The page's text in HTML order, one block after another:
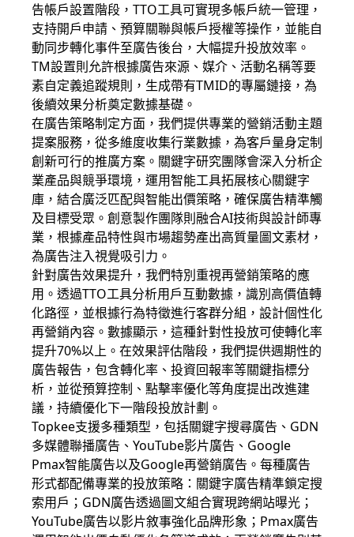
告帳戶設置階段，TTO工具可實現多帳戶統一管理，
支持開戶申請、預算關聯與帳戶授權等操作，並能自
動同步轉化事件至廣告後台，大幅提升投放效率。
TM設置則允許根據廣告來源、媒介、活動名稱等要
素自定義追蹤規則，生成帶有TMID的專屬鏈接，為
後續效果分析奠定數據基礎。
在廣告策略制定方面，我們提供專業的營銷活動主題
提案服務，從多維度收集行業數據，為客戶量身定制
創新可行的推廣方案。關鍵字研究團隊會深入分析企
業產品與競爭環境，運用智能工具拓展核心關鍵字
庫，結合廣泛匹配與智能出價策略，確保廣告精準觸
及目標受眾。創意製作團隊則融合AI技術與設計師專
業，根據產品特性與市場趨勢產出高質量圖文素材，
為廣告注入視覺吸引力。
針對廣告效果提升，我們特別重視再營銷策略的應
用。透過TTO工具分析用戶互動數據，識別高價值轉
化路徑，並根據行為特徵進行客群分組，設計個性化
再營銷內容。數據顯示，這種針對性投放可使轉化率
提升70%以上。在效果評估階段，我們提供週期性的
廣告報告，包含轉化率、投資回報率等關鍵指標分
析，並從預算控制、點擊率優化等角度提出改進建
議，持續優化下一階段投放計劃。
Topkee支援多種類型，包括關鍵字搜尋廣告、GDN
多媒體聯播廣告、YouTube影片廣告、Google
Pmax智能廣告以及Google再營銷廣告。每種廣告
形式都配備專業的投放策略：關鍵字廣告精準鎖定搜
索用戶；GDN廣告透過圖文組合實現跨網站曝光；
YouTube廣告以影片敘事強化品牌形象；Pmax廣告